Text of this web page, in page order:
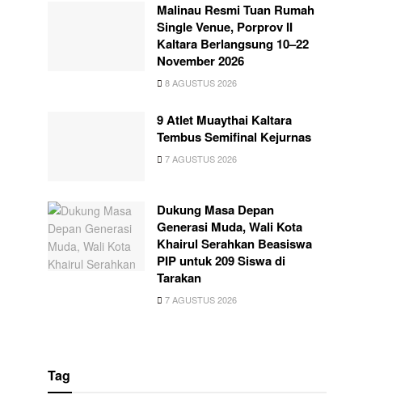
Malinau Resmi Tuan Rumah
Single Venue, Porprov II
Kaltara Berlangsung 10–22
November 2026
8 AGUSTUS 2026
9 Atlet Muaythai Kaltara
Tembus Semifinal Kejurnas
7 AGUSTUS 2026
Dukung Masa Depan
Generasi Muda, Wali Kota
Khairul Serahkan Beasiswa
PIP untuk 209 Siswa di
Tarakan
7 AGUSTUS 2026
Tag